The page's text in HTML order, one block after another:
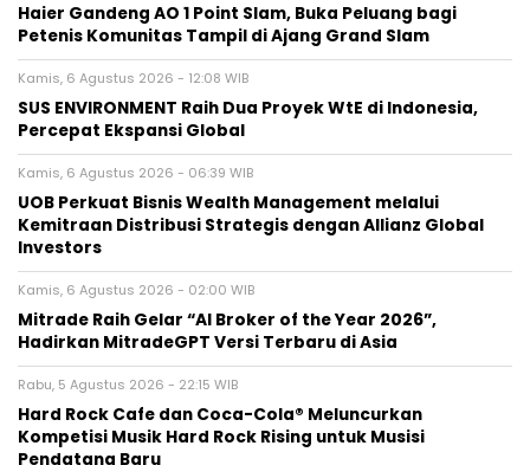
Haier Gandeng AO 1 Point Slam, Buka Peluang bagi
Petenis Komunitas Tampil di Ajang Grand Slam
Kamis, 6 Agustus 2026 - 12:08 WIB
SUS ENVIRONMENT Raih Dua Proyek WtE di Indonesia,
Percepat Ekspansi Global
Kamis, 6 Agustus 2026 - 06:39 WIB
UOB Perkuat Bisnis Wealth Management melalui
Kemitraan Distribusi Strategis dengan Allianz Global
Investors
Kamis, 6 Agustus 2026 - 02:00 WIB
Mitrade Raih Gelar “AI Broker of the Year 2026”,
Hadirkan MitradeGPT Versi Terbaru di Asia
Rabu, 5 Agustus 2026 - 22:15 WIB
Hard Rock Cafe dan Coca-Cola® Meluncurkan
Kompetisi Musik Hard Rock Rising untuk Musisi
Pendatang Baru